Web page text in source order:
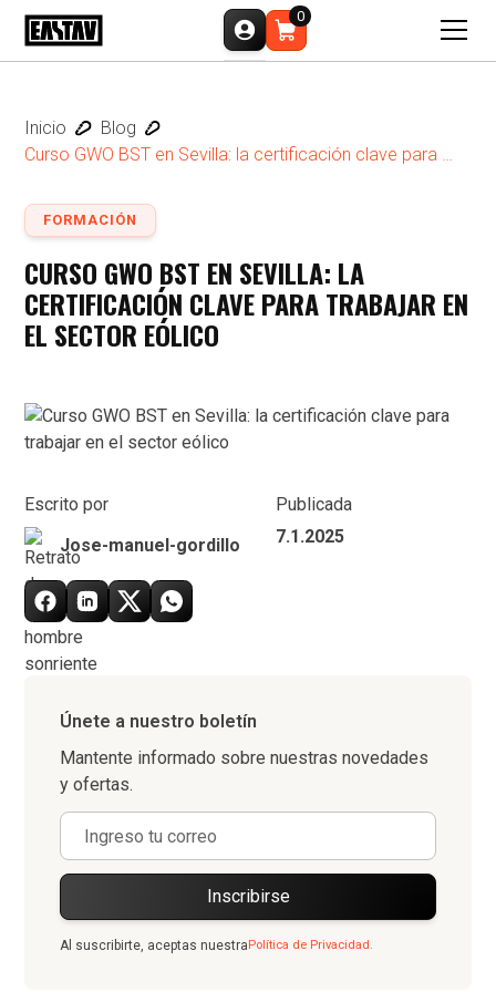
0
Inicio
Blog
Curso GWO BST en Sevilla: la certificación clave para
FORMACIÓN
CURSO GWO BST EN SEVILLA: LA
CERTIFICACIÓN CLAVE PARA TRABAJAR EN
EL SECTOR EÓLICO
Escrito por
Jose-manuel-gordillo
Publicada
7.1.2025
Únete a nuestro boletín
Mantente informado sobre nuestras novedades
y ofertas.
Al suscribirte, aceptas nuestraPolítica de Privacidad.